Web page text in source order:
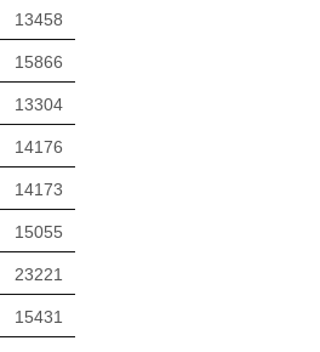
13458
15866
13304
14176
14173
15055
23221
15431